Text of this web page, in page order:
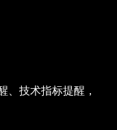
、技术指标提醒，